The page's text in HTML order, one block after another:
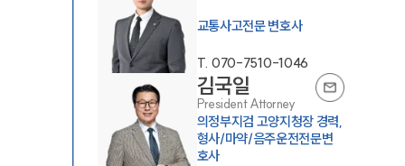
교통사고전문 변호사
T. 070-7510-1046
김국일
President Attorney
의정부지검 고양지청장 경력,
형사/마약/음주운전전문변
호사